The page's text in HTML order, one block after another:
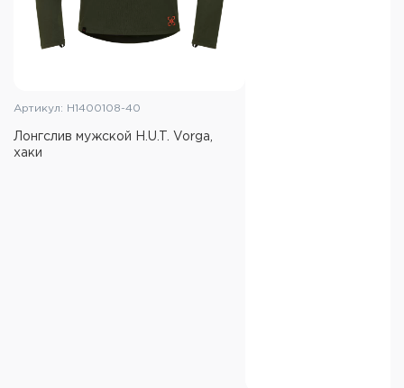
Артикул: H1400108-40
Лонгслив мужской H.U.T. Vorga,
хаки